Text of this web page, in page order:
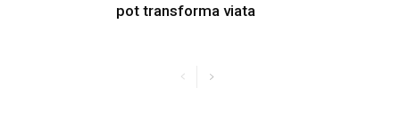
pot transforma viata